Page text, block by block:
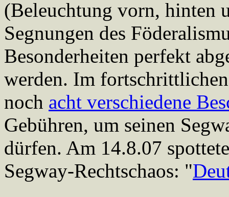
(Beleuchtung vorn, hinten
Segnungen des
Besonderheiten perfekt
werden. Im
noch acht verschiedene
Gebühren, um seinen
dürfen. Am 14.8.07
Segway-Rechtschaos: "